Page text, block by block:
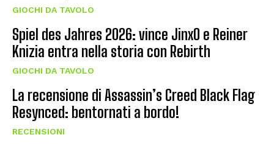
GIOCHI DA TAVOLO
Spiel des Jahres 2026: vince JinxO e Reiner
Knizia entra nella storia con Rebirth
GIOCHI DA TAVOLO
La recensione di Assassin’s Creed Black Flag
Resynced: bentornati a bordo!
RECENSIONI